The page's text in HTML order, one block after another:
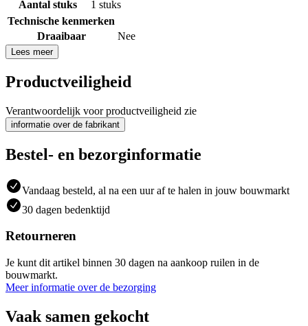
Aantal stuks
1 stuks
Technische kenmerken
Draaibaar
Nee
Lees meer
Productveiligheid
Verantwoordelijk voor productveiligheid zie
informatie over de fabrikant
Bestel- en bezorginformatie
Vandaag besteld, al na een uur af te halen in jouw bouwmarkt
30 dagen bedenktijd
Retourneren
Je kunt dit artikel binnen 30 dagen na aankoop ruilen in de
bouwmarkt.
Meer informatie over de bezorging
Vaak samen gekocht